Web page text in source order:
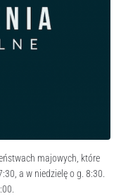
majowych, które
a w niedzielę o g. 8:30.